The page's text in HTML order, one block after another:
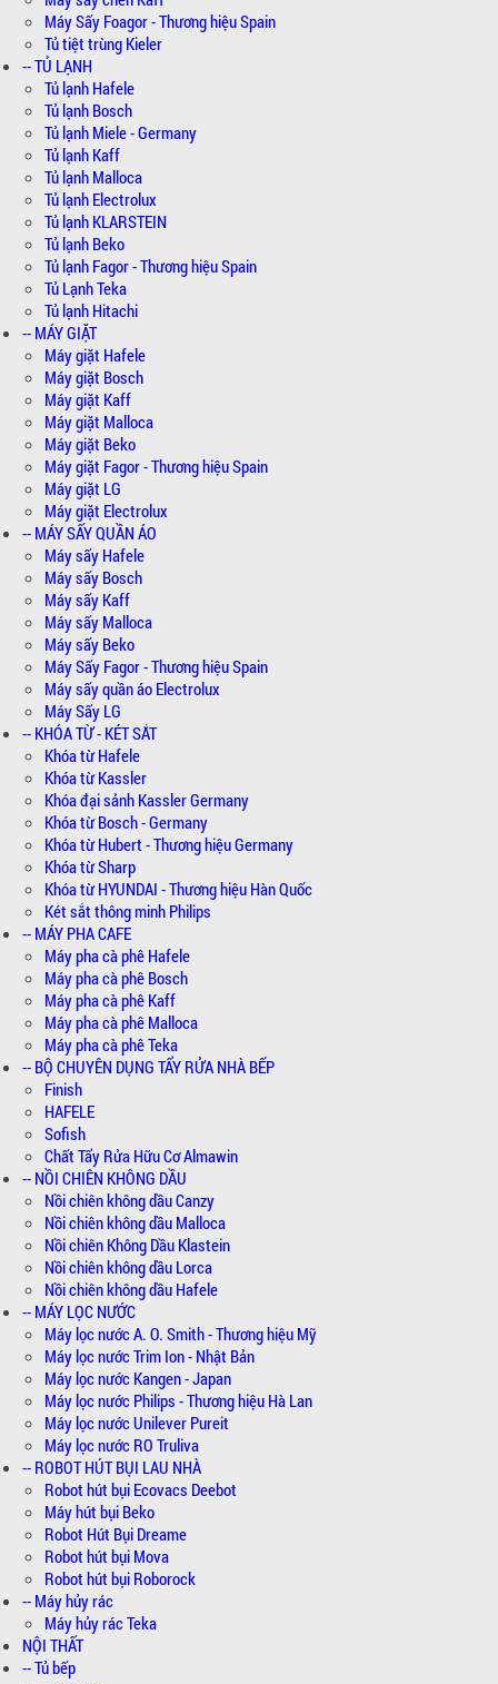
Máy Sấy Foagor - Thương hiệu Spain
Tủ tiệt trùng Kieler
-- TỦ LẠNH
Tủ lạnh Hafele
Tủ lạnh Bosch
Tủ lạnh Miele - Germany
Tủ lạnh Kaff
Tủ lạnh Malloca
Tủ lạnh Electrolux
Tủ lạnh KLARSTEIN
Tủ lạnh Beko
Tủ lạnh Fagor - Thương hiệu Spain
Tủ Lạnh Teka
Tủ lạnh Hitachi
-- MÁY GIẶT
Máy giặt Hafele
Máy giặt Bosch
Máy giặt Kaff
Máy giặt Malloca
Máy giặt Beko
Máy giặt Fagor - Thương hiệu Spain
Máy giặt LG
Máy giặt Electrolux
-- MÁY SẤY QUẦN ÁO
Máy sấy Hafele
Máy sấy Bosch
Máy sấy Kaff
Máy sấy Malloca
Máy sấy Beko
Máy Sấy Fagor - Thương hiệu Spain
Máy sấy quần áo Electrolux
Máy Sấy LG
-- KHÓA TỪ - KÉT SẮT
Khóa từ Hafele
Khóa từ Kassler
Khóa đại sảnh Kassler Germany
Khóa từ Bosch - Germany
Khóa từ Hubert - Thương hiệu Germany
Khóa từ Sharp
Khóa từ HYUNDAI - Thương hiệu Hàn Quốc
Két sắt thông minh Philips
-- MÁY PHA CAFE
Máy pha cà phê Hafele
Máy pha cà phê Bosch
Máy pha cà phê Kaff
Máy pha cà phê Malloca
Máy pha cà phê Teka
-- BỘ CHUYÊN DỤNG TẨY RỬA NHÀ BẾP
Finish
HAFELE
Sofish
Chất Tẩy Rửa Hữu Cơ Almawin
-- NỒI CHIÊN KHÔNG DẦU
Nồi chiên không dầu Canzy
Nồi chiên không dầu Malloca
Nồi chiên Không Dầu Klastein
Nồi chiên không dầu Lorca
Nồi chiên không dầu Hafele
-- MÁY LỌC NƯỚC
Máy lọc nước A. O. Smith - Thương hiệu Mỹ
Máy lọc nước Trim Ion - Nhật Bản
Máy lọc nước Kangen - Japan
Máy lọc nước Philips - Thương hiệu Hà Lan
Máy lọc nước Unilever Pureit
Máy lọc nước RO Truliva
-- ROBOT HÚT BỤI LAU NHÀ
Robot hút bụi Ecovacs Deebot
Máy hút bụi Beko
Robot Hút Bụi Dreame
Robot hút bụi Mova
Robot hút bụi Roborock
-- Máy hủy rác
Máy hủy rác Teka
NỘI THẤT
-- Tủ bếp